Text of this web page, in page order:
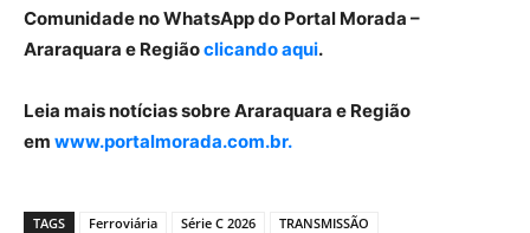
Comunidade no WhatsApp do Portal Morada –
Araraquara e Regiãoclicando aqui.
Leia mais notícias sobre Araraquara e Região
em www.portalmorada.com.br.
TAGS Ferroviária Série C 2026 TRANSMISSÃO